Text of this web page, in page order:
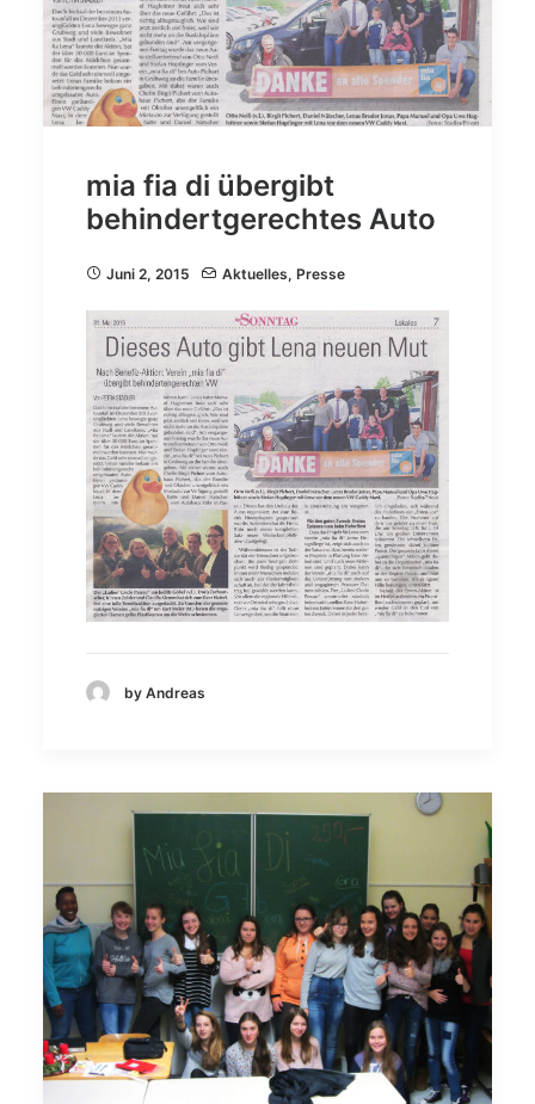
mia fia di übergibt
behindertgerechtes Auto
Juni 2, 2015 Aktuelles, Presse
by Andreas